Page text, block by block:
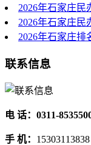
2026年石家庄民
2026年石家庄民
2026年石家庄排
联系信息
电 话：0311-
手 机： 15303113838